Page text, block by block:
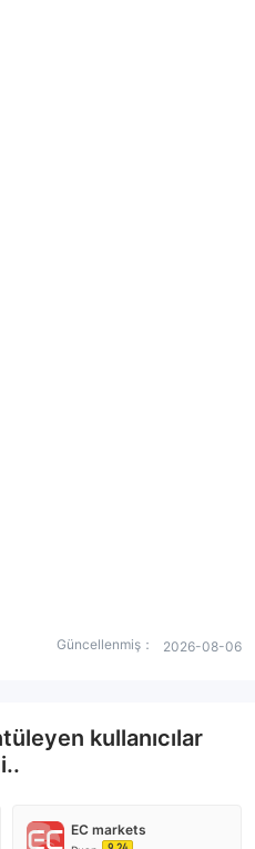
Güncellenmiş： 2026-08-06
kullanıcılar
EC markets